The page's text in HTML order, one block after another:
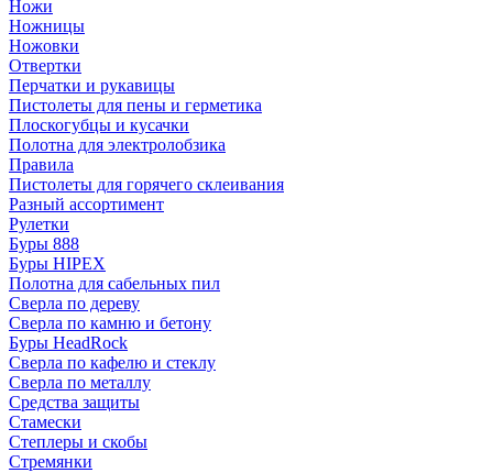
Ножи
Ножницы
Ножовки
Отвертки
Перчатки и рукавицы
Пистолеты для пены и герметика
Плоскогубцы и кусачки
Полотна для электролобзика
Правила
Пистолеты для горячего склеивания
Разный ассортимент
Рулетки
Буры 888
Буры HIPEX
Полотна для сабельных пил
Сверла по дереву
Сверла по камню и бетону
Буры HeadRock
Сверла по кафелю и стеклу
Сверла по металлу
Средства защиты
Стамески
Степлеры и скобы
Стремянки